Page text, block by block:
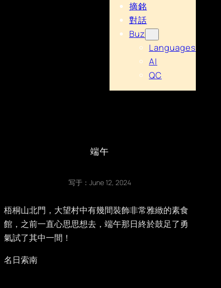
摘銘
對話
Buz
Languages
AI
QC
端午
写于： June 12, 2024
梧桐山北門，大望村中有幾間裝飾非常雅緻的素食
館，之前一直心思思想去，端午那日終於鼓足了勇
氣試了其中一間！
名日索南